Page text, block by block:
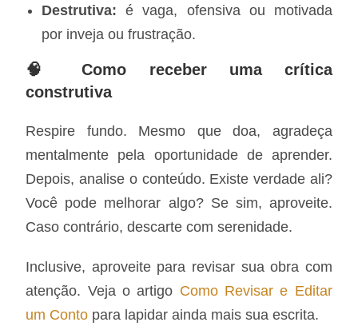
Destrutiva: é vaga, ofensiva ou motivada
por inveja ou frustração.
🧠 Como receber uma crítica
construtiva
Respire fundo. Mesmo que doa, agradeça
mentalmente pela oportunidade de aprender.
Depois, analise o conteúdo. Existe verdade ali?
Você pode melhorar algo? Se sim, aproveite.
Caso contrário, descarte com serenidade.
Inclusive, aproveite para revisar sua obra com
atenção. Veja o artigo Como Revisar e Editar
um Conto para lapidar ainda mais sua escrita.